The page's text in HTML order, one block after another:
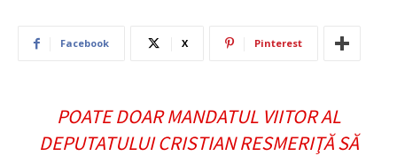
Facebook X Pinterest
POATE DOAR MANDATUL VIITOR AL
DEPUTATULUI CRISTIAN RESMERIŢĂ SĂ